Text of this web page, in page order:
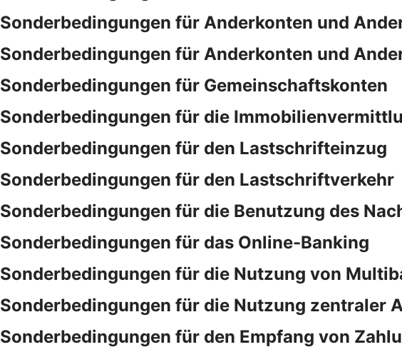
Sonderbedingungen für Anderkonten und
Sonderbedingungen für Anderkonten und
Sonderbedingungen für Gemeinschaftskonten
Sonderbedingungen für die
Sonderbedingungen für den Lastschrifteinzug
Sonderbedingungen für den Lastschriftverkehr
Sonderbedingungen für die Benutzung des
Sonderbedingungen für das Online-Banking
Sonderbedingungen für die Nutzung von
Sonderbedingungen für die Nutzung zentraler
Sonderbedingungen für den Empfang von